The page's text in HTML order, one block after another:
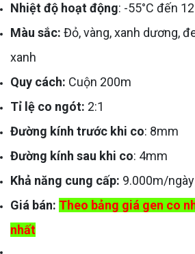
Nhiệt độ hoạt động: -55°C đến
Màu sắc: Đỏ, vàng, xanh dương,
xanh
Quy cách: Cuộn 200m
Tỉ lệ co ngót: 2:1
Đường kính trước khi co: 8mm
Đường kính sau khi co: 4mm
Khả năng cung cấp: 9.000m/ngày
Giá bán: Theo bảng giá gen co
nhất